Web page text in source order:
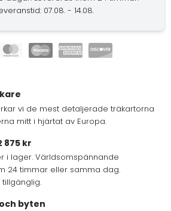
07.08. - 14.08.
vi de mest detaljerade träkartorna
mitt i hjärtat av Europa.
875 kr
i lager. Världsomspännande
24 timmar eller samma dag.
tillgänglig.
byten